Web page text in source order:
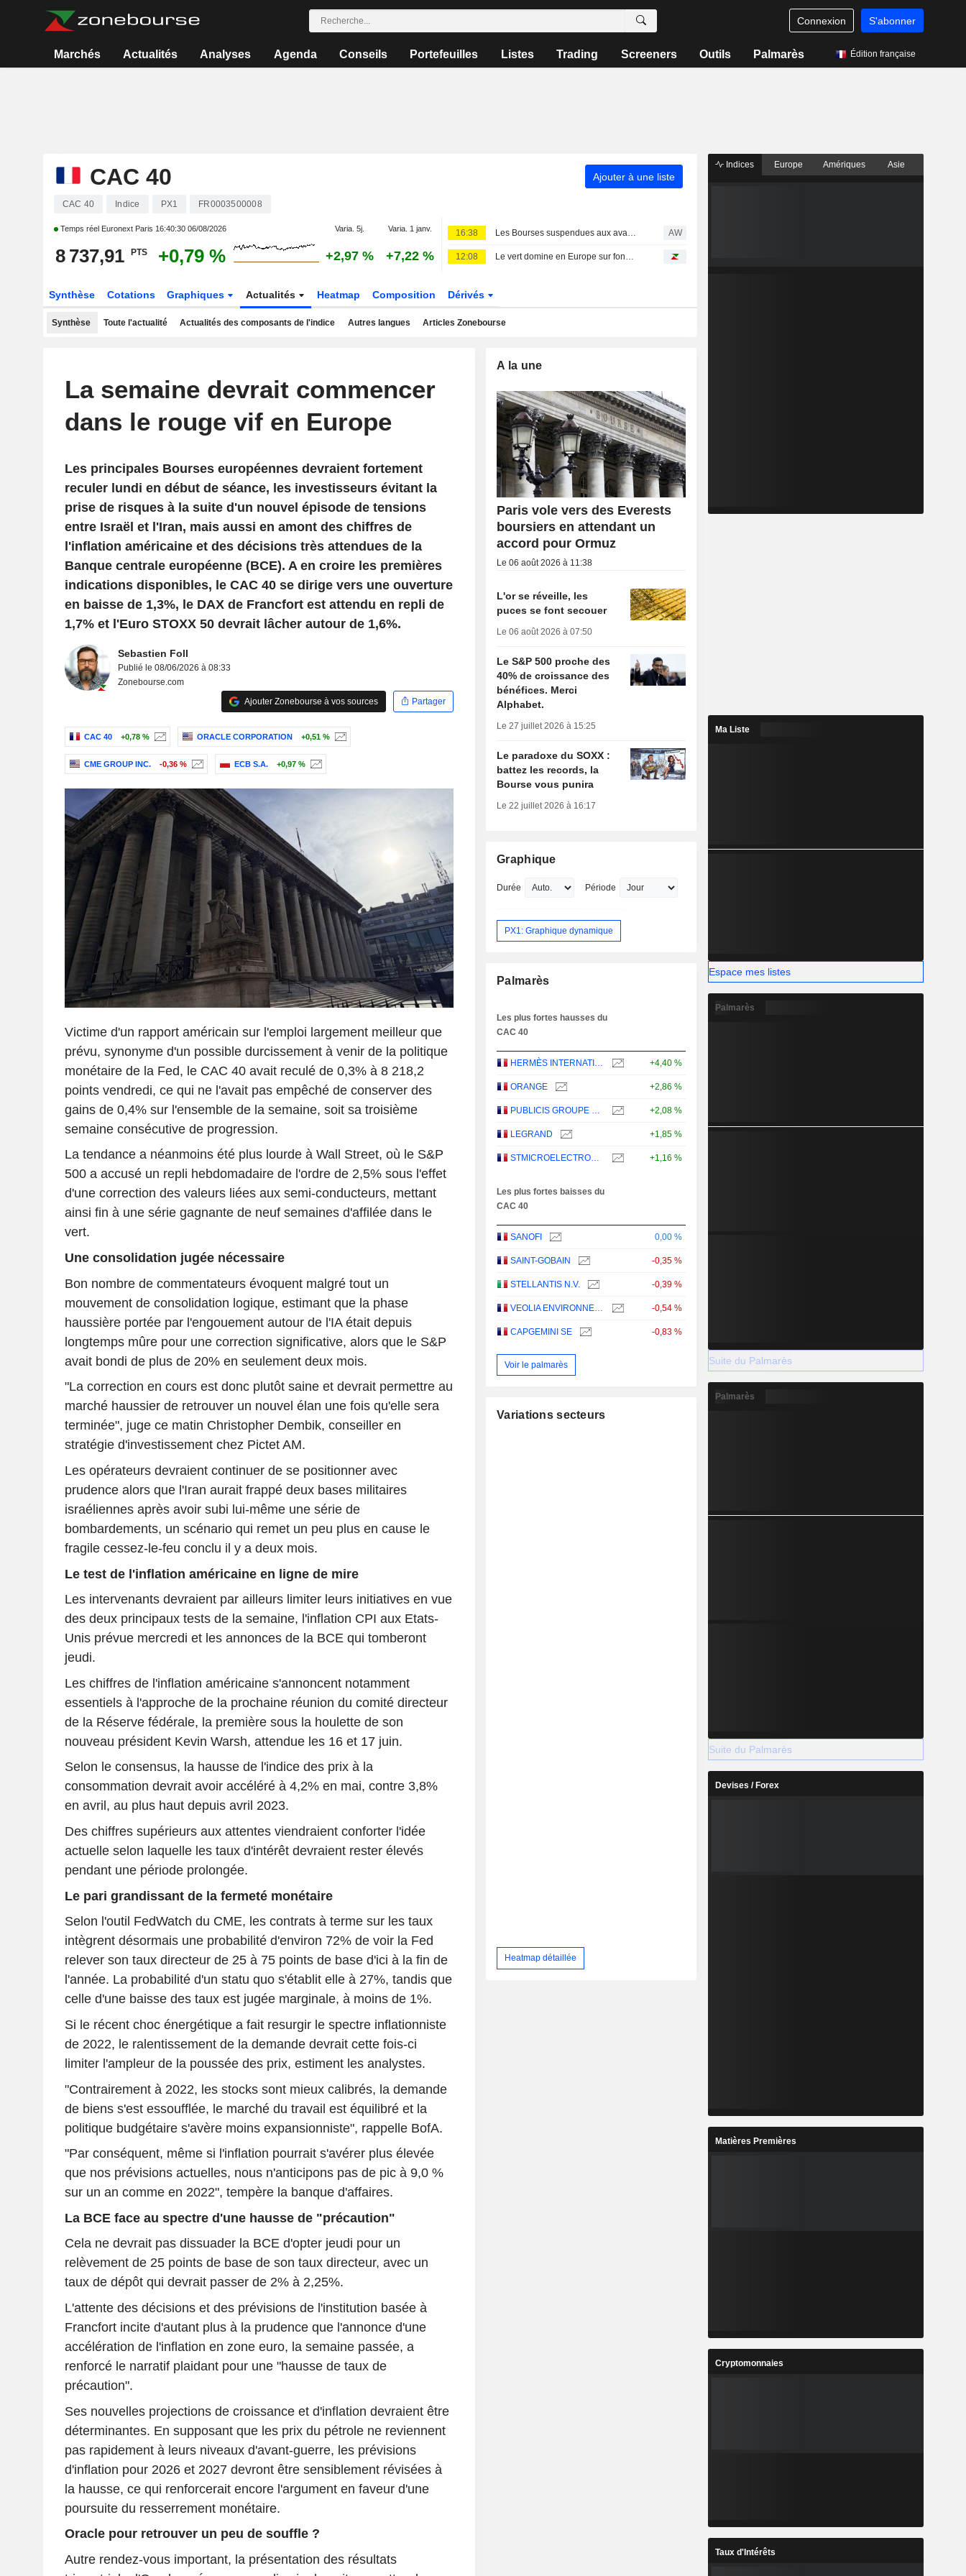
Connexion S'abonner
Marchés Actualités Analyses Agenda Conseils Portefeuilles Listes Trading Screeners Outils Palmarès Édition française
CAC 40 Ajouter à une liste
CAC 40 Indice PX1 FR0003500008
Temps réel Euronext Paris 16:40:30 06/08/2026 Varia. 5j. Varia. 1 janv.
8 737,91 PTS +0,79 % +2,97 % +7,22 %
16:38 Les Bourses suspendues aux avancées géopolitiques, nouveaux records en Europe AW
12:08 Le vert domine en Europe sur fond d'avalanche de publications
Synthèse Cotations Graphiques Actualités Heatmap Composition Dérivés
Synthèse Toute l'actualité Actualités des composants de l'indice Autres langues Articles Zonebourse
La semaine devrait commencer
dans le rouge vif en Europe
Les principales Bourses européennes devraient fortement
reculer lundi en début de séance, les investisseurs évitant la
prise de risques à la suite d'un nouvel épisode de tensions
entre Israël et l'Iran, mais aussi en amont des chiffres de
l'inflation américaine et des décisions très attendues de la
Banque centrale européenne (BCE). A en croire les premières
indications disponibles, le CAC 40 se dirige vers une ouverture
en baisse de 1,3%, le DAX de Francfort est attendu en repli de
1,7% et l'Euro STOXX 50 devrait lâcher autour de 1,6%.
Sebastien Foll
Publié le 08/06/2026 à 08:33
Zonebourse.com
Ajouter Zonebourse à vos sources
Partager
CAC 40 +0,78 % ORACLE CORPORATION +0,51 %
CME GROUP INC. -0,36 % ECB S.A. +0,97 %
Victime d'un rapport américain sur l'emploi largement meilleur que
prévu, synonyme d'un possible durcissement à venir de la politique
monétaire de la Fed, le CAC 40 avait reculé de 0,3% à 8 218,2
points vendredi, ce qui ne l'avait pas empêché de conserver des
gains de 0,4% sur l'ensemble de la semaine, soit sa troisième
semaine consécutive de progression.
La tendance a néanmoins été plus lourde à Wall Street, où le S&P
500 a accusé un repli hebdomadaire de l'ordre de 2,5% sous l'effet
d'une correction des valeurs liées aux semi-conducteurs, mettant
ainsi fin à une série gagnante de neuf semaines d'affilée dans le
vert.
Une consolidation jugée nécessaire
Bon nombre de commentateurs évoquent malgré tout un
mouvement de consolidation logique, estimant que la phase
haussière portée par l'engouement autour de l'IA était depuis
longtemps mûre pour une correction significative, alors que le S&P
avait bondi de plus de 20% en seulement deux mois.
"La correction en cours est donc plutôt saine et devrait permettre au
marché haussier de retrouver un nouvel élan une fois qu'elle sera
terminée", juge ce matin Christopher Dembik, conseiller en
stratégie d'investissement chez Pictet AM.
Les opérateurs devraient continuer de se positionner avec
prudence alors que l'Iran aurait frappé deux bases militaires
israéliennes après avoir subi lui-même une série de
bombardements, un scénario qui remet un peu plus en cause le
fragile cessez-le-feu conclu il y a deux mois.
Le test de l'inflation américaine en ligne de mire
Les intervenants devraient par ailleurs limiter leurs initiatives en vue
des deux principaux tests de la semaine, l'inflation CPI aux Etats-
Unis prévue mercredi et les annonces de la BCE qui tomberont
jeudi.
Les chiffres de l'inflation américaine s'annoncent notamment
essentiels à l'approche de la prochaine réunion du comité directeur
de la Réserve fédérale, la première sous la houlette de son
nouveau président Kevin Warsh, attendue les 16 et 17 juin.
Selon le consensus, la hausse de l'indice des prix à la
consommation devrait avoir accéléré à 4,2% en mai, contre 3,8%
en avril, au plus haut depuis avril 2023.
Des chiffres supérieurs aux attentes viendraient conforter l'idée
actuelle selon laquelle les taux d'intérêt devraient rester élevés
pendant une période prolongée.
Le pari grandissant de la fermeté monétaire
Selon l'outil FedWatch du CME, les contrats à terme sur les taux
intègrent désormais une probabilité d'environ 72% de voir la Fed
relever son taux directeur de 25 à 75 points de base d'ici à la fin de
l'année. La probabilité d'un statu quo s'établit elle à 27%, tandis que
celle d'une baisse des taux est jugée marginale, à moins de 1%.
Si le récent choc énergétique a fait resurgir le spectre inflationniste
de 2022, le ralentissement de la demande devrait cette fois-ci
limiter l'ampleur de la poussée des prix, estiment les analystes.
"Contrairement à 2022, les stocks sont mieux calibrés, la demande
de biens s'est essoufflée, le marché du travail est équilibré et la
politique budgétaire s'avère moins expansionniste", rappelle BofA.
"Par conséquent, même si l'inflation pourrait s'avérer plus élevée
que nos prévisions actuelles, nous n'anticipons pas de pic à 9,0 %
sur un an comme en 2022", tempère la banque d'affaires.
La BCE face au spectre d'une hausse de "précaution"
Cela ne devrait pas dissuader la BCE d'opter jeudi pour un
relèvement de 25 points de base de son taux directeur, avec un
taux de dépôt qui devrait passer de 2% à 2,25%.
L'attente des décisions et des prévisions de l'institution basée à
Francfort incite d'autant plus à la prudence que l'annonce d'une
accélération de l'inflation en zone euro, la semaine passée, a
renforcé le narratif plaidant pour une "hausse de taux de
précaution".
Ses nouvelles projections de croissance et d'inflation devraient être
déterminantes. En supposant que les prix du pétrole ne reviennent
pas rapidement à leurs niveaux d'avant-guerre, les prévisions
d'inflation pour 2026 et 2027 devront être sensiblement révisées à
la hausse, ce qui renforcerait encore l'argument en faveur d'une
poursuite du resserrement monétaire.
Oracle pour retrouver un peu de souffle ?
Autre rendez-vous important, la présentation des résultats
A la une
Paris vole vers des Everests
boursiers en attendant un
accord pour Ormuz
Le 06 août 2026 à 11:38
L'or se réveille, les
puces se font secouer
Le 06 août 2026 à 07:50
Le S&P 500 proche des
40% de croissance des
bénéfices. Merci
Alphabet.
Le 27 juillet 2026 à 15:25
Le paradoxe du SOXX :
battez les records, la
Bourse vous punira
Le 22 juillet 2026 à 16:17
Graphique
Durée Période
PX1: Graphique dynamique
Palmarès
Les plus fortes hausses du
CAC 40
HERMÈS INTERNATIONAL +4,40 %
ORANGE +2,86 %
PUBLICIS GROUPE S.A. +2,08 %
LEGRAND +1,85 %
STMICROELECTRONICS N.V. +1,16 %
Les plus fortes baisses du
CAC 40
SANOFI 0,00 %
SAINT-GOBAIN -0,35 %
STELLANTIS N.V. -0,39 %
VEOLIA ENVIRONNEMENT -0,54 %
CAPGEMINI SE -0,83 %
Voir le palmarès
Variations secteurs
Heatmap détaillée
Indices Europe Amériques Asie
Ma Liste
Espace mes listes
Palmarès
Suite du Palmarès
Palmarès
Suite du Palmarès
Devises / Forex
Matières Premières
Cryptomonnaies
Taux d'Intérêts